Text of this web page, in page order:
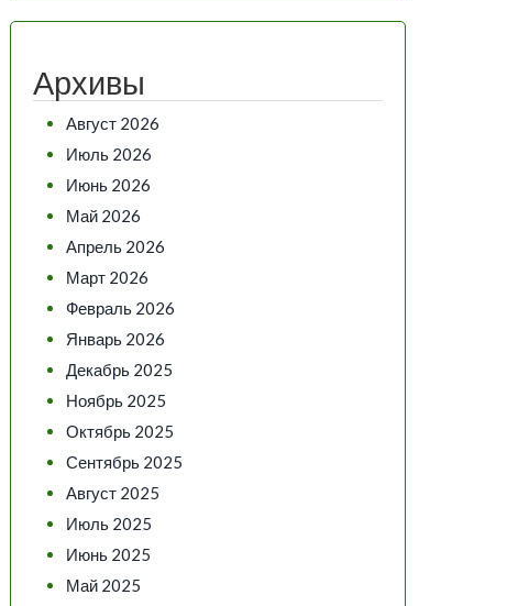
Архивы
Август 2026
Июль 2026
Июнь 2026
Май 2026
Апрель 2026
Март 2026
Февраль 2026
Январь 2026
Декабрь 2025
Ноябрь 2025
Октябрь 2025
Сентябрь 2025
Август 2025
Июль 2025
Июнь 2025
Май 2025